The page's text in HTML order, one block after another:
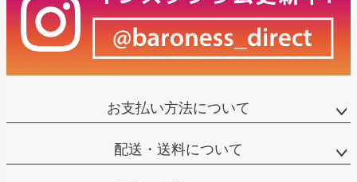
お支払い方法について
配送・送料について